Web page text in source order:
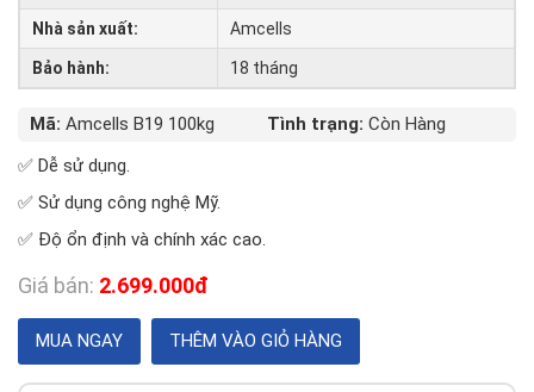
Nhà sản xuất: Amcells
Bảo hành: 18 tháng
Mã: Amcells B19 100kg Tình trạng: Còn Hàng
✅ Dễ sử dụng.
✅ Sử dụng công nghệ Mỹ.
✅ Độ ổn định và chính xác cao.
Giá bán: 2.699.000đ